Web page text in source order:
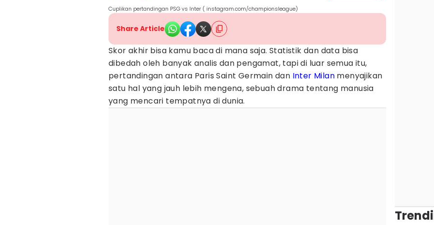
Cuplikan pertandingan PSG vs Inter ( instagram.com/championsleague)
Share Article
Skor akhir bisa kamu baca di mana saja. Statistik dan data bisa
dibedah oleh banyak analis dan pengamat, tapi di luar semua itu,
pertandingan antara Paris Saint Germain dan Inter Milan menyajikan
satu hal yang jauh lebih mengena, sebuah drama tentang manusia
yang mencari tempatnya di dunia.